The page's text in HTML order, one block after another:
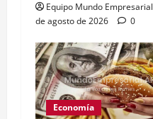
Equipo Mundo Empresarial
de agosto de 2026
0
Economía